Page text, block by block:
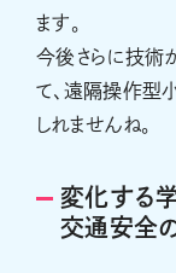
ます。
今後さらに技術
て、遠隔操作型
しれませんね。
変化する
交通安全